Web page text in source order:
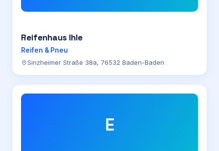
Reifenhaus Ihle
Reifen & Pneu
Sinzheimer Straße 38a, 76532 Baden-Baden
E